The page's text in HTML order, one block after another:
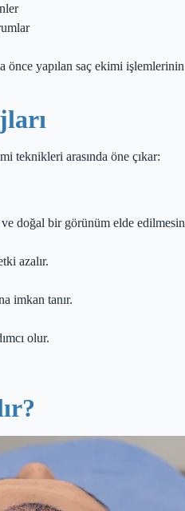
yapılan saç ekimi
teknikleri arasında öne çıkar:
doğal bir görünüm elde
azalır.
imkan tanır.
olur.